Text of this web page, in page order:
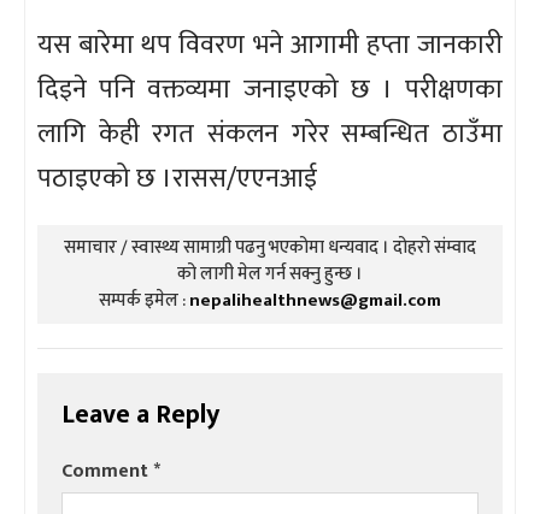
यस बारेमा थप विवरण भने आगामी हप्ता जानकारी
दिइने पनि वक्तव्यमा जनाइएको छ । परीक्षणका
लागि केही रगत संकलन गरेर सम्बन्धित ठाउँमा
पठाइएको छ ।रासस/एएनआई
समाचार / स्वास्थ्य सामाग्री पढनु भएकोमा धन्यवाद । दोहरो संम्वाद
को लागी मेल गर्न सक्नु हुन्छ ।
सम्पर्क इमेल :nepalihealthnews@gmail.com
Leave a Reply
Comment*